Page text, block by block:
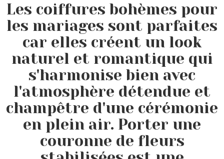
Les coiffures bohèmes pour
les mariages sont parfaites
car elles créent un look
naturel et romantique qui
s'harmonise bien avec
l'atmosphère détendue et
champêtre d'une cérémonie
en plein air. Porter une
couronne de fleurs